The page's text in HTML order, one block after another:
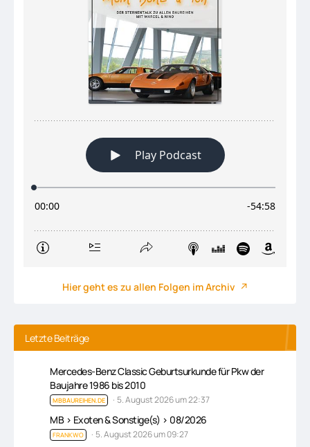
Hier geht es zu allen Folgen im Archiv
Letzte Beiträge
Mercedes-Benz Classic Geburtsurkunde für Pkw der
Baujahre 1986 bis 2010
MBBAUREIHEN.DE 5. August 2026 um 22:37
MB > Exoten & Sonstige(s) > 08/2026
FRANKWO 5. August 2026 um 09:27